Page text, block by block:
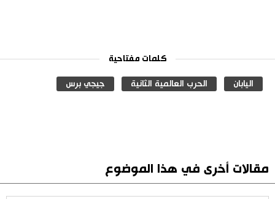
كلمات مفتاحية
اليابان الحرب العالمية الثانية جيجي برس
مقالات أخرى في هذا الموضوع